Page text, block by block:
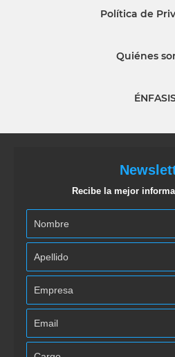
Política de
Quiénes
Recibe la mejor